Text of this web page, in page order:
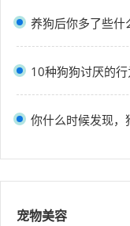
养狗后你多了些什
10种狗狗讨厌的行
你什么时候发现，
宠物美容